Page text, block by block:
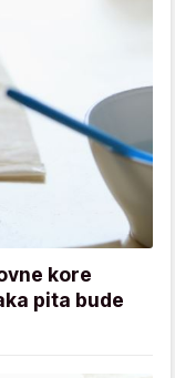
kore
pita bude